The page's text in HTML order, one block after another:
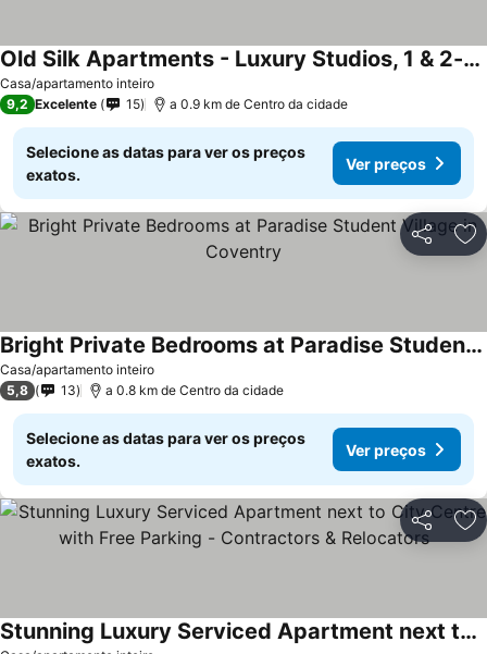
Casa/apartamento inteiro
Old Silk Apartments - Luxury Studios, 1 & 2-beds in Coventry City Centre by COVSTAYS
9,2 Excelente 15 a 0.9 km de Centro da cidade
Selecione as datas para ver os preços
exatos.
Ver preços
Partilhar
Casa/apartamento inteiro
Bright Private Bedrooms at Paradise Student Village in Coventry
5,8 13 a 0.8 km de Centro da cidade
Selecione as datas para ver os preços
exatos.
Ver preços
Partilhar
Stunning Luxury Serviced Apartment next to City Centre with Free Parking - Contractors & Relocators